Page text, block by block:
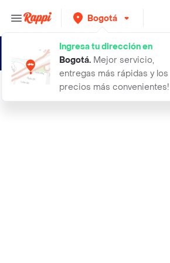
Bogotá
Ingresa tu dirección en
Bogotá. Mejor servicio,
entregas más rápidas y los
precios más convenientes!
44 jean bolsillos corazones borgona